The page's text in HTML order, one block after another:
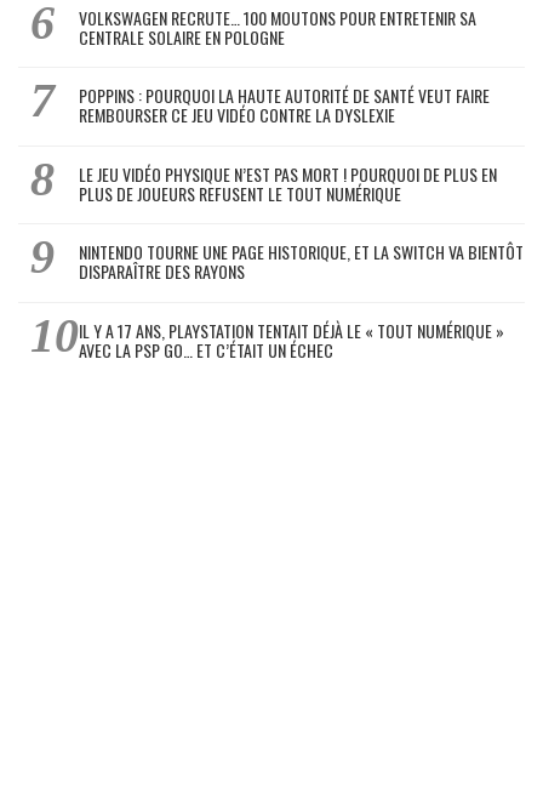
VOLKSWAGEN RECRUTE… 100 MOUTONS POUR ENTRETENIR SA
CENTRALE SOLAIRE EN POLOGNE
POPPINS : POURQUOI LA HAUTE AUTORITÉ DE SANTÉ VEUT FAIRE
REMBOURSER CE JEU VIDÉO CONTRE LA DYSLEXIE
LE JEU VIDÉO PHYSIQUE N’EST PAS MORT ! POURQUOI DE PLUS EN
PLUS DE JOUEURS REFUSENT LE TOUT NUMÉRIQUE
NINTENDO TOURNE UNE PAGE HISTORIQUE, ET LA SWITCH VA BIENTÔT
DISPARAÎTRE DES RAYONS
IL Y A 17 ANS, PLAYSTATION TENTAIT DÉJÀ LE « TOUT NUMÉRIQUE »
AVEC LA PSP GO… ET C’ÉTAIT UN ÉCHEC